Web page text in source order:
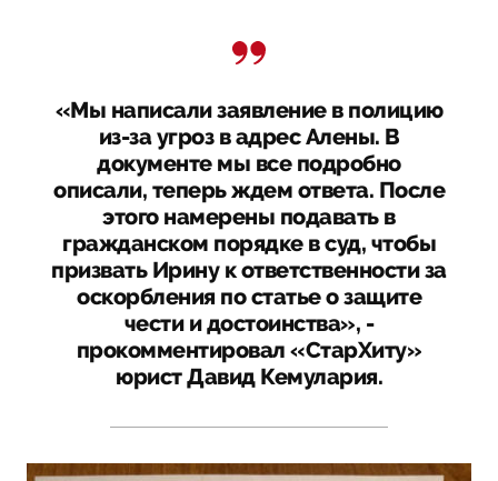
«Мы написали заявление в полицию
из-за угроз в адрес Алены. В
документе мы все подробно
описали, теперь ждем ответа. После
этого намерены подавать в
гражданском порядке в суд, чтобы
призвать Ирину к ответственности за
оскорбления по статье о защите
чести и достоинства», -
прокомментировал «СтарХиту»
юрист Давид Кемулария.